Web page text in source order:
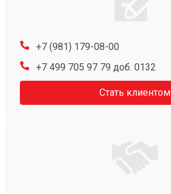
+7 (981) 179-08-00
+7 499 705 97 79 доб. 0132
Стать клиентом